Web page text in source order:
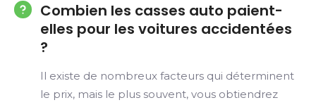
Combien les casses auto paient-
elles pour les voitures accidentées
?
Il existe de nombreux facteurs qui déterminent
le prix, mais le plus souvent, vous obtiendrez